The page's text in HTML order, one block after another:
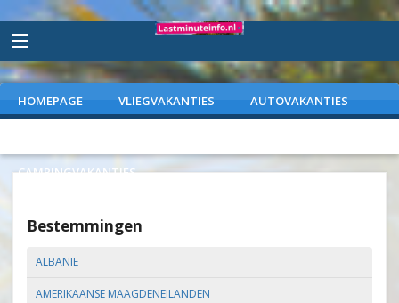
HOMEPAGE VLIEGVAKANTIES AUTOVAKANTIES
CAMPINGVAKANTIES
Bestemmingen
ALBANIE
AMERIKAANSE MAAGDENEILANDEN